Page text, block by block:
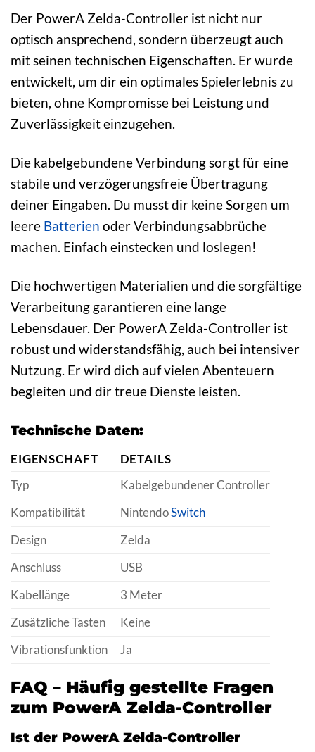
Der PowerA Zelda-Controller ist nicht nur
optisch ansprechend, sondern überzeugt auch
mit seinen technischen Eigenschaften. Er wurde
entwickelt, um dir ein optimales Spielerlebnis zu
bieten, ohne Kompromisse bei Leistung und
Zuverlässigkeit einzugehen.
Die kabelgebundene Verbindung sorgt für eine
stabile und verzögerungsfreie Übertragung
deiner Eingaben. Du musst dir keine Sorgen um
leere Batterien oder Verbindungsabbrüche
machen. Einfach einstecken und loslegen!
Die hochwertigen Materialien und die sorgfältige
Verarbeitung garantieren eine lange
Lebensdauer. Der PowerA Zelda-Controller ist
robust und widerstandsfähig, auch bei intensiver
Nutzung. Er wird dich auf vielen Abenteuern
begleiten und dir treue Dienste leisten.
Technische Daten:
EIGENSCHAFT
DETAILS
Typ
Kabelgebundener Controller
Kompatibilität
NintendoSwitch
Design
Zelda
Anschluss
USB
Kabellänge
3 Meter
Zusätzliche Tasten
Keine
Vibrationsfunktion
Ja
FAQ – Häufig gestellte Fragen
zum PowerA Zelda-Controller
Ist der PowerA Zelda-Controller